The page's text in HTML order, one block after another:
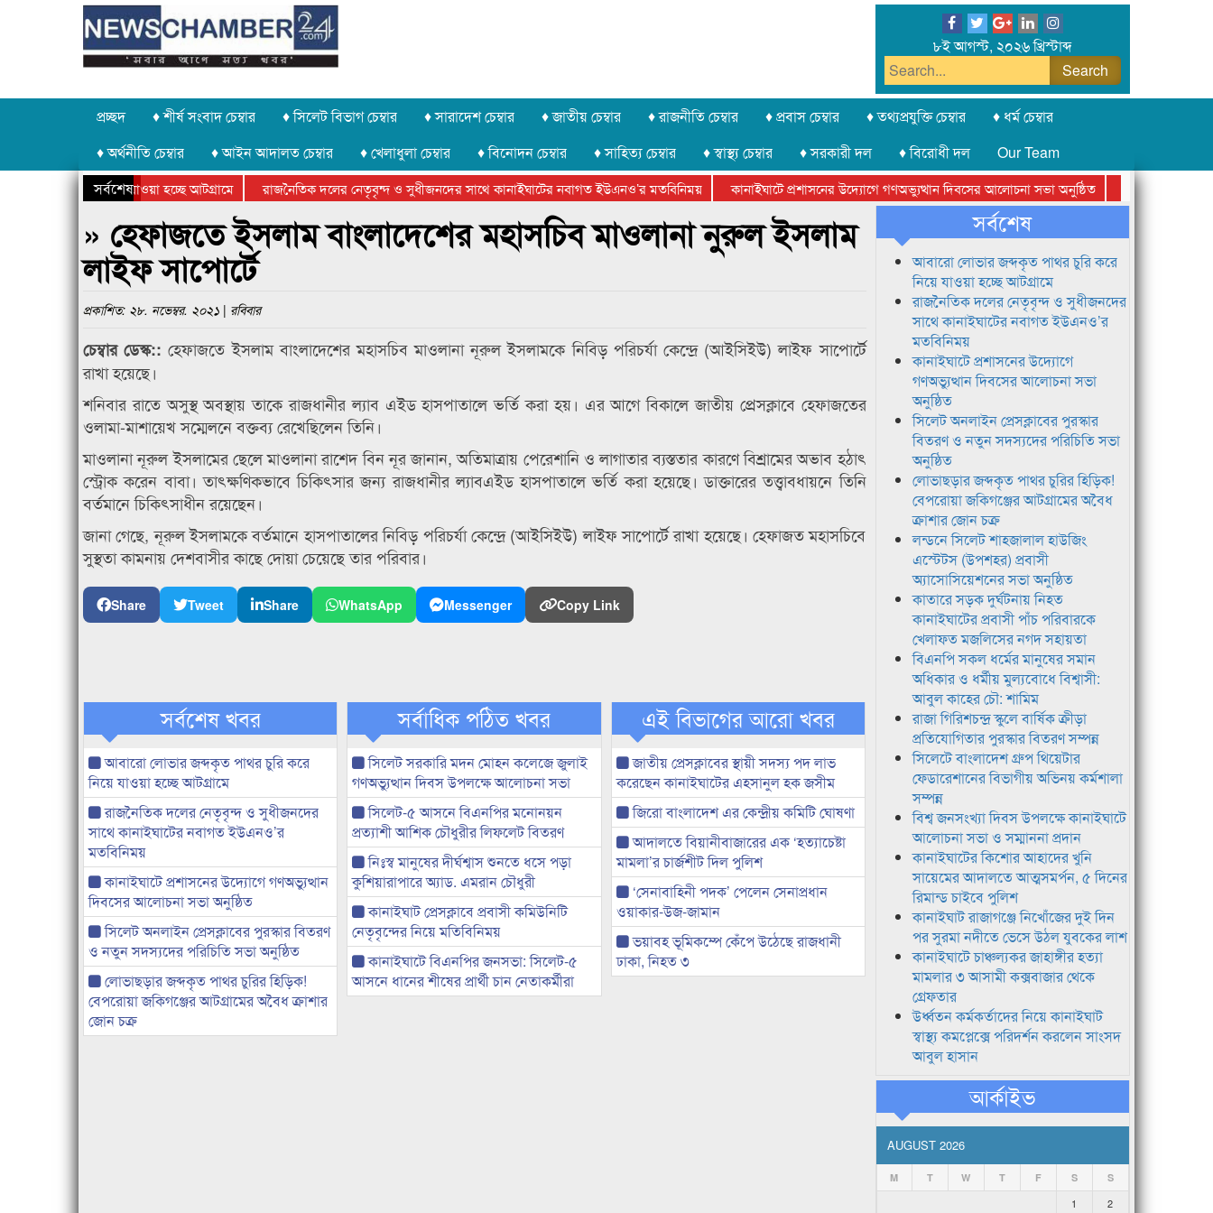
৮ই আগস্ট, ২০২৬ খ্রিস্টাব্দ
প্রচ্ছদ ♦ শীর্ষ সংবাদ চেম্বার ♦ সিলেট বিভাগ চেম্বার ♦ সারাদেশ চেম্বার ♦ জাতীয় চেম্বার ♦ রাজনীতি চেম্বার ♦ প্রবাস চেম্বার ♦ তথ্যপ্রযুক্তি চেম্বার
♦ ধর্ম চেম্বার
♦ অর্থনীতি চেম্বার
♦ আইন আদালত চেম্বার ♦ খেলাধুলা চেম্বার ♦ বিনোদন চেম্বার ♦ সাহিত্য চেম্বার ♦ স্বাস্থ্য চেম্বার ♦ সরকারী দল ♦ বিরোধী দল
Our Team
সর্বশেষ
চুরি করে নিয়ে যাওয়া হচ্ছে আটগ্রামে রাজনৈতিক দলের নেতৃবৃন্দ ও সুধীজনদের সাথে কানাইঘাটের নবাগত ইউএনও’র মতবিনিময় কানাইঘাটে প্রশাসনের উদ্যোগে গণঅভ্যুত্থান দিবসের আলোচনা সভা অনুষ্ঠিত
সিলেট অনলাইন
ক্রীড়া প্রতিযোগিতার পুরস্কার বিতরণ সম্পন্ন
সিলেটে বাংলাদেশ গ্রুপ থিয়েটার ফেডারেশানের বিভাগীয় অভিনয় কর্মশালা সম্পন্ন
» হেফাজতে ইসলাম বাংলাদেশের মহাসচিব মাওলানা নুরুল ইসলাম
লাইফ সাপোর্টে
প্রকাশিত: ২৮. নভেম্বর. ২০২১ | রবিবার
চেম্বার ডেস্ক::হেফাজতে ইসলাম বাংলাদেশের মহাসচিব মাওলানা নূরুল ইসলামকে নিবিড় পরিচর্যা কেন্দ্রে (আইসিইউ) লাইফ সাপোর্টে
রাখা হয়েছে।
শনিবার রাতে অসুস্থ অবস্থায় তাকে রাজধানীর ল্যাব এইড হাসপাতালে ভর্তি করা হয়। এর আগে বিকালে জাতীয় প্রেসক্লাবে হেফাজতের
ওলামা-মাশায়েখ সম্মেলনে বক্তব্য রেখেছিলেন তিনি।
মাওলানা নূরুল ইসলামের ছেলে মাওলানা রাশেদ বিন নূর জানান, অতিমাত্রায় পেরেশানি ও লাগাতার ব্যস্ততার কারণে বিশ্রামের অভাব হঠাৎ
স্ট্রোক করেন বাবা। তাৎক্ষণিকভাবে চিকিৎসার জন্য রাজধানীর ল্যাবএইড হাসপাতালে ভর্তি করা হয়েছে। ডাক্তারের তত্ত্বাবধায়নে তিনি
বর্তমানে চিকিৎসাধীন রয়েছেন।
জানা গেছে, নূরুল ইসলামকে বর্তমানে হাসপাতালের নিবিড় পরিচর্যা কেন্দ্রে (আইসিইউ) লাইফ সাপোর্টে রাখা হয়েছে। হেফাজত মহাসচিবে
সুস্থতা কামনায় দেশবাসীর কাছে দোয়া চেয়েছে তার পরিবার।
Share Tweet Share WhatsApp Messenger Copy Link
সর্বশেষ খবর
আবারো লোভার জব্দকৃত পাথর চুরি করে
নিয়ে যাওয়া হচ্ছে আটগ্রামে
রাজনৈতিক দলের নেতৃবৃন্দ ও সুধীজনদের
সাথে কানাইঘাটের নবাগত ইউএনও’র
মতবিনিময়
কানাইঘাটে প্রশাসনের উদ্যোগে গণঅভ্যুত্থান
দিবসের আলোচনা সভা অনুষ্ঠিত
সিলেট অনলাইন প্রেসক্লাবের পুরস্কার বিতরণ
ও নতুন সদস্যদের পরিচিতি সভা অনুষ্ঠিত
লোভাছড়ার জব্দকৃত পাথর চুরির হিড়িক!
বেপরোয়া জকিগঞ্জের আটগ্রামের অবৈধ ক্রাশার
জোন চক্র
সর্বাধিক পঠিত খবর
সিলেট সরকারি মদন মোহন কলেজে জুলাই
গণঅভ্যুত্থান দিবস উপলক্ষে আলোচনা সভা
সিলেট-৫ আসনে বিএনপির মনোনয়ন
প্রত্যাশী আশিক চৌধুরীর লিফলেট বিতরণ
নিঃস্ব মানুষের দীর্ঘশ্বাস শুনতে ধসে পড়া
কুশিয়ারাপারে অ্যাড. এমরান চৌধুরী
কানাইঘাট প্রেসক্লাবে প্রবাসী কমিউনিটি
নেতৃবৃন্দের নিয়ে মতিবিনিময়
কানাইঘাটে বিএনপির জনসভা: সিলেট-৫
আসনে ধানের শীষের প্রার্থী চান নেতাকর্মীরা
এই বিভাগের আরো খবর
জাতীয় প্রেসক্লাবের স্থায়ী সদস্য পদ লাভ
করেছেন কানাইঘাটের এহসানুল হক জসীম
জিরো বাংলাদেশ এর কেন্দ্রীয় কমিটি ঘোষণা
আদালতে বিয়ানীবাজারের এক ‘হত্যাচেষ্টা
মামলা’র চার্জশীট দিল পুলিশ
‘সেনাবাহিনী পদক’ পেলেন সেনাপ্রধান
ওয়াকার-উজ-জামান
ভয়াবহ ভূমিকম্পে কেঁপে উঠেছে রাজধানী
ঢাকা, নিহত ৩
সর্বশেষ
আবারো লোভার জব্দকৃত পাথর চুরি করে
নিয়ে যাওয়া হচ্ছে আটগ্রামে
রাজনৈতিক দলের নেতৃবৃন্দ ও সুধীজনদের
সাথে কানাইঘাটের নবাগত ইউএনও’র
মতবিনিময়
কানাইঘাটে প্রশাসনের উদ্যোগে
গণঅভ্যুত্থান দিবসের আলোচনা সভা
অনুষ্ঠিত
সিলেট অনলাইন প্রেসক্লাবের পুরস্কার
বিতরণ ও নতুন সদস্যদের পরিচিতি সভা
অনুষ্ঠিত
লোভাছড়ার জব্দকৃত পাথর চুরির হিড়িক!
বেপরোয়া জকিগঞ্জের আটগ্রামের অবৈধ
ক্রাশার জোন চক্র
লন্ডনে সিলেট শাহজালাল হাউজিং
এস্টেটস (উপশহর) প্রবাসী
অ্যাসোসিয়েশনের সভা অনুষ্ঠিত
কাতারে সড়ক দুর্ঘটনায় নিহত
কানাইঘাটের প্রবাসী পাঁচ পরিবারকে
খেলাফত মজলিসের নগদ সহায়তা
বিএনপি সকল ধর্মের মানুষের সমান
অধিকার ও ধর্মীয় মুল্যবোধে বিশ্বাসী:
আবুল কাহের চৌ: শামিম
রাজা গিরিশচন্দ্র স্কুলে বার্ষিক ক্রীড়া
প্রতিযোগিতার পুরস্কার বিতরণ সম্পন্ন
সিলেটে বাংলাদেশ গ্রুপ থিয়েটার
ফেডারেশানের বিভাগীয় অভিনয় কর্মশালা
সম্পন্ন
বিশ্ব জনসংখ্যা দিবস উপলক্ষে কানাইঘাটে
আলোচনা সভা ও সম্মাননা প্রদান
কানাইঘাটের কিশোর আহাদের খুনি
সায়েমের আদালতে আত্মসমর্পন, ৫ দিনের
রিমান্ড চাইবে পুলিশ
কানাইঘাট রাজাগঞ্জে নিখোঁজের দুই দিন
পর সুরমা নদীতে ভেসে উঠল যুবকের লাশ
কানাইঘাটে চাঞ্চল্যকর জাহাঙ্গীর হত্যা
মামলার ৩ আসামী কক্সবাজার থেকে
গ্রেফতার
উর্ধ্বতন কর্মকর্তাদের নিয়ে কানাইঘাট
স্বাস্থ্য কমপ্লেক্সে পরিদর্শন করলেন সাংসদ
আবুল হাসান
আর্কাইভ
AUGUST 2026
M T W T F S S
1
2